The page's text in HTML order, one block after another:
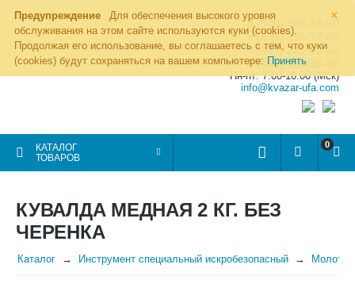
×
Предупреждение
Для обеспечения высокого уровня
обслуживания на этом сайте используются куки (cookies).
Продолжая его использование, вы соглашаетесь с тем, что куки
(cookies) будут сохраняться на вашем компьютере: Принять
8 (800) 700-19-50
8 (495) 255-77-08
8 (347) 225-00-52
8 (986) 963-95-80
Пн-пт: 7.00-16.00 (Мск)
info@kvazar-ufa.com
КАТАЛОГ
ТОВАРОВ
0
КУВАЛДА МЕДНАЯ 2 КГ. БЕЗ
ЧЕРЕНКА
Каталог Инструмент специальный искробезопасный